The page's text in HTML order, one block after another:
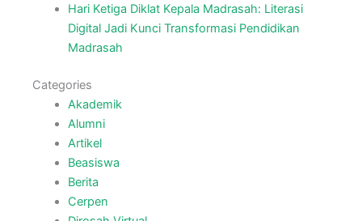
Hari Ketiga Diklat Kepala Madrasah: Literasi
Digital Jadi Kunci Transformasi Pendidikan
Madrasah
Categories
Akademik
Alumni
Artikel
Beasiswa
Berita
Cerpen